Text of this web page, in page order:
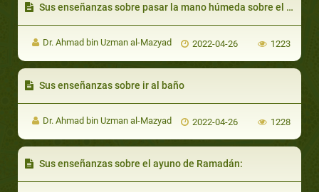
Sus enseñanzas sobre pasar la mano húmeda sobre el calza-do
Dr. Ahmad bin Uzman al-Mazyad 2022-04-26 1223
Sus enseñanzas sobre ir al baño
Dr. Ahmad bin Uzman al-Mazyad 2022-04-26 1228
Sus enseñanzas sobre el ayuno de Ramadán: